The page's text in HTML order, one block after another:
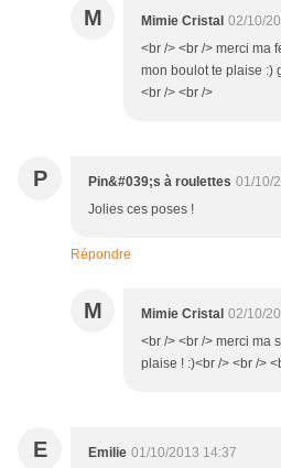
M Mimie Cristal 02/10/
<br /> <br /> merci ma
mon boulot te plaise :)
<br /> <br />
P Pin&#039;s à roulettes 01/10/
Jolies ces poses !
Répondre
M Mimie Cristal 02/10/
<br /> <br /> merci ma
plaise ! :)<br /> <br />
E Emilie 01/10/2013 14:37